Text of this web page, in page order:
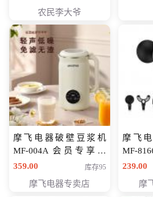
农民李大爷
摩飞电器破壁豆浆机
MF-004A 会员专享价
168元
359.00 库存95
摩飞电器专卖店
摩飞
MF-
元
239.00
摩